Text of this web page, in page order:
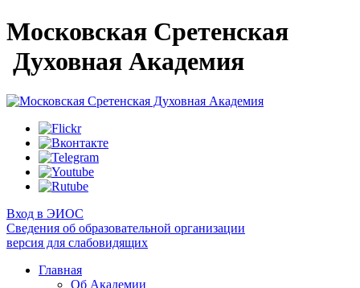
Московская Сретенская
Духовная Академия
Вход в ЭИОС
Сведения об образовательной организации
версия для слабовидящих
Главная
Об Академии